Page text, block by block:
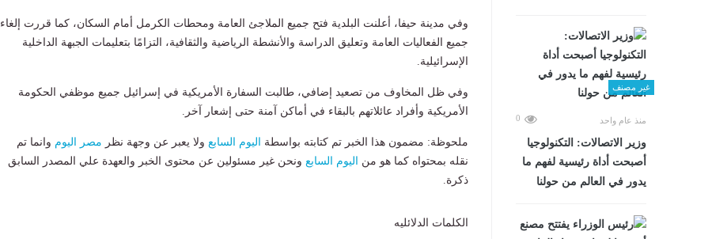
غير مصنف
منذ عام واحد 0
وزير الاتصالات: التكنولوجيا
أصبحت أداة رئيسية لفهم ما
يدور في العالم من حولنا
وفي مدينة حيفا، أعلنت البلدية فتح جميع الملاجئ العامة ومحطات الكرمل أمام السكان، كما قررت إلغاء
جميع الفعاليات العامة وتعليق الدراسة والأنشطة الرياضية والثقافية، التزامًا بتعليمات الجبهة الداخلية
الإسرائيلية.
وفي ظل المخاوف من تصعيد إضافي، طالبت السفارة الأمريكية في إسرائيل جميع موظفي الحكومة
الأمريكية وأفراد عائلاتهم بالبقاء في أماكن آمنة حتى إشعار آخر.
ملحوظة: مضمون هذا الخبر تم كتابته بواسطة اليوم السابع ولا يعبر عن وجهة نظر مصر اليوم وانما تم
نقله بمحتواه كما هو من
اليوم السابع ونحن غير مسئولين عن محتوى الخبر والعهدة علي المصدر السابق
ذكرة.
الكلمات الدلائليه